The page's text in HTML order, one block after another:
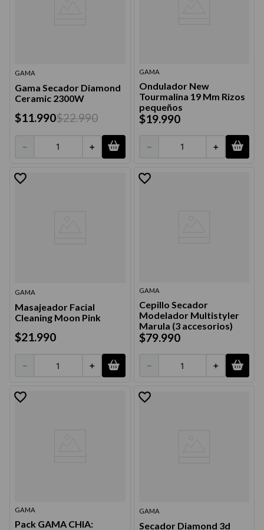
GAMA
Gama Secador Diamond
Ceramic 2300W
$11.990$22.990
＋
－
GAMA
Ondulador New
Tourmalina 19 Mm Rizos
pequeños
$19.990
＋
－
GAMA
Masajeador Facial
Cleaning Moon Pink
$21.990
＋
－
GAMA
Cepillo Secador
Modelador Multistyler
Marula (3 accesorios)
$79.990
＋
－
GAMA
Pack GAMA CHIA:
GAMA
Secador Diamond 3d